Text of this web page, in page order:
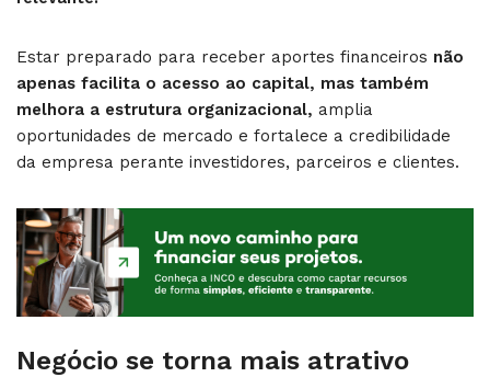
Estar preparado para receber aportes financeiros não
apenas facilita o acesso ao capital, mas também
melhora a estrutura organizacional, amplia
oportunidades de mercado e fortalece a credibilidade
da empresa perante investidores, parceiros e clientes.
Negócio se torna mais atrativo